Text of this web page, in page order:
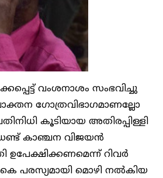
വംശനാശം സംഭവിച്ചു
ഗോത്രവിഭാഗമാണല്ലോ
കൂടിയായ അതിരപ്പിള്ളി
കാഞ്ചന വിജയൻ
ഉപേക്ഷിക്കണമെന്ന് റിവർ
പരസ്യമായി മൊഴി നൽകിയ